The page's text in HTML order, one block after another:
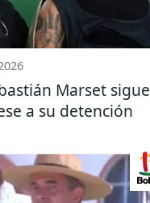
Marset sigue
a su detención